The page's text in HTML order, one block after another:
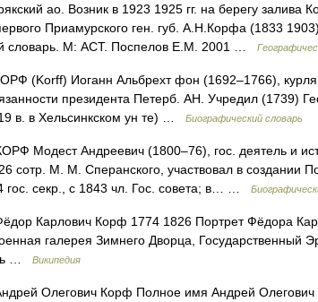
ао. Возник в 1923 1925 гг. на берегу залива
Приамурского ген. губ. А.Н.Корфа (1833
словарь. М: АСТ. Поспелов Е.М. 2001 …
(Korff) Иоганн Альбрехт фон (1692–1766),
президента Петерб. АН. Учредил (1739)
в. в Хельсинкском ун те) …
Биографический словарь
Модест Андреевич (1800–76), гос. деятель и
сотр. М. М. Сперанского, участвовал в создании
гос. секр., с 1843 чл. Гос. совета; в… …
Карлович Корф 1774 1826 Портрет Фёдора
галерея Зимнего Дворца, Государственный
…
Википедия
Олегович Корф Полное имя Андрей